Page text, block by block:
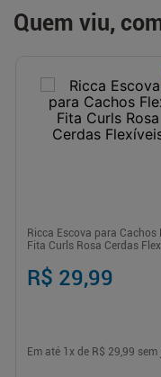
Quem viu,
Ricca Escova para Cachos
Fita Curls Rosa Cerdas
R$ 29,99
Em até 1 x de R$ 29,99 sem